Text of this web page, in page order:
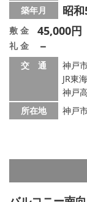
築年月 昭
敷 金 45,000円
礼 金 －
交 通
神戸
JR東
神戸
所在地
神戸